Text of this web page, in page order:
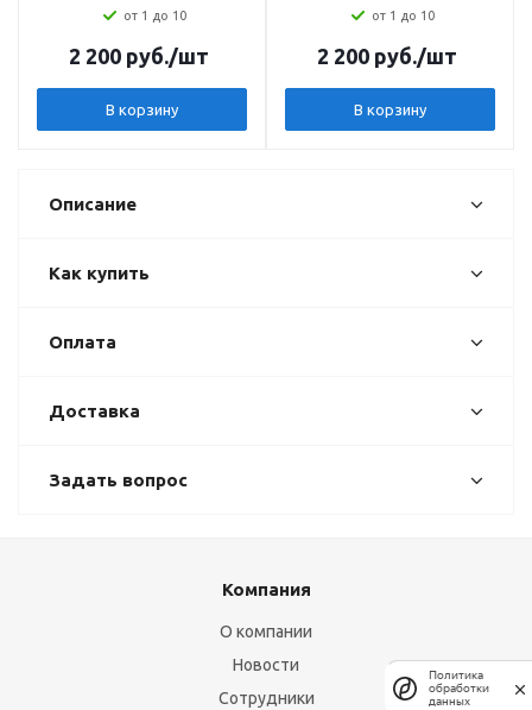
от 1 до 10
2 200руб./шт
В корзину
от 1 до 10
2 200руб./шт
В корзину
Описание
Как купить
Оплата
Доставка
Задать вопрос
Компания
О компании
Новости
Сотрудники
Политика
обработки
данных